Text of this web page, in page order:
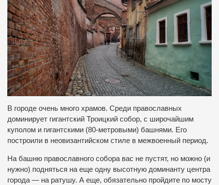
В городе очень много храмов. Среди православных
доминирует гигантский Троицкий собор, с широчайшим
куполом и гигантскими (80-метровыми) башнями. Его
построили в неовизантийском стиле в межвоенный период.
На башню православного собора вас не пустят, но можно (и
нужно) подняться на еще одну высотную доминанту центра
города — на ратушу. А еще, обязательно пройдите по мосту